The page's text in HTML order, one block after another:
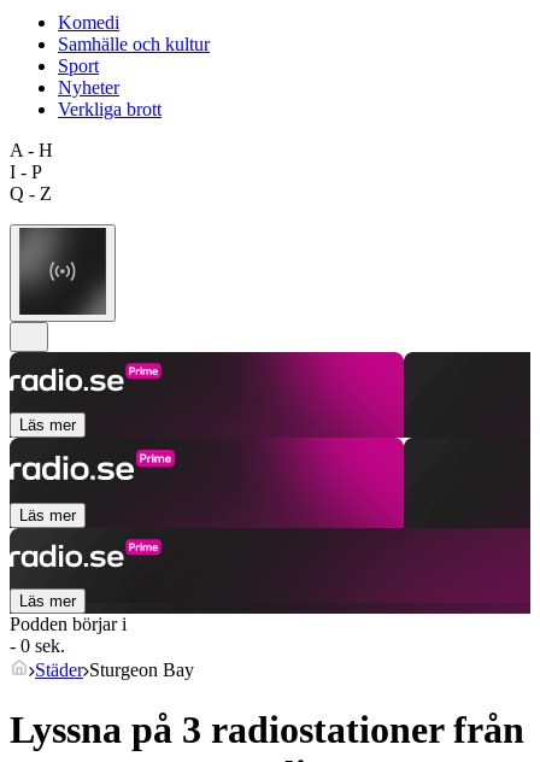
Komedi
Samhälle och kultur
Sport
Nyheter
Verkliga brott
A - H
I - P
Q - Z
Läs mer
Läs mer
Läs mer
Podden börjar i
- 0 sek.
Städer Sturgeon Bay
Lyssna på 3 radiostationer från